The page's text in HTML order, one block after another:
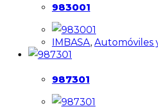
983001
IMBASA, Automóviles
987301